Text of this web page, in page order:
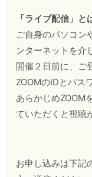
「ライブ配信」と
ご自身のパソコン
ンターネットを介
開催２日前に、ご
ZOOMのIDとパス
あらかじめZOOM
ていただくと視聴
お申し込みは下記